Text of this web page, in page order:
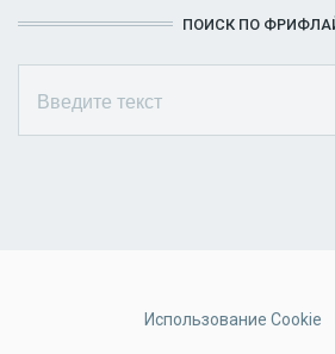
ПОИСК ПО
Использование Cookie